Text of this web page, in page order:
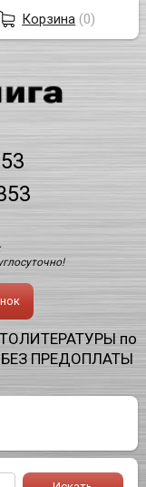
по
БЕЗ ПРЕДОПЛАТЫ
Корзина (0)